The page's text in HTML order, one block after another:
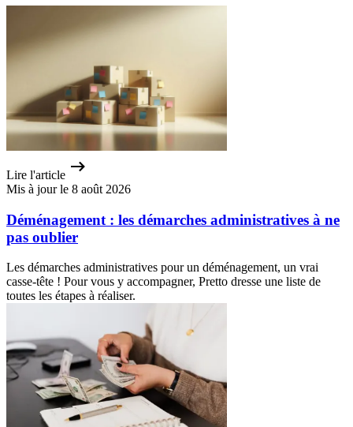
Lire l'article
Mis à jour le 8 août 2026
Déménagement : les démarches administratives à ne
pas oublier
Les démarches administratives pour un déménagement, un vrai
casse-tête ! Pour vous y accompagner, Pretto dresse une liste de
toutes les étapes à réaliser.